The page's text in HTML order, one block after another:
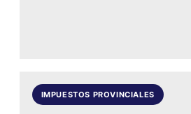
IMPUESTOS PROVINCIALES